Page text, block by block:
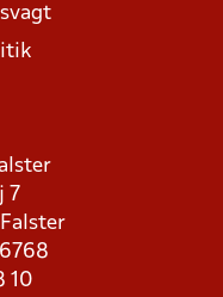
7
10